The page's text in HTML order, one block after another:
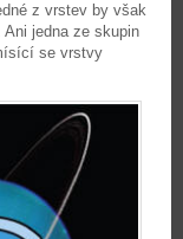
z vrstev by však
Ani jedna ze skupin
se vrstvy